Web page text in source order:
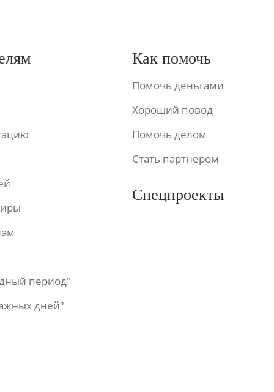
период"
дней"
Как помочь
Помочь деньгами
Хороший повод
Помочь делом
Стать партнером
Спецпроекты